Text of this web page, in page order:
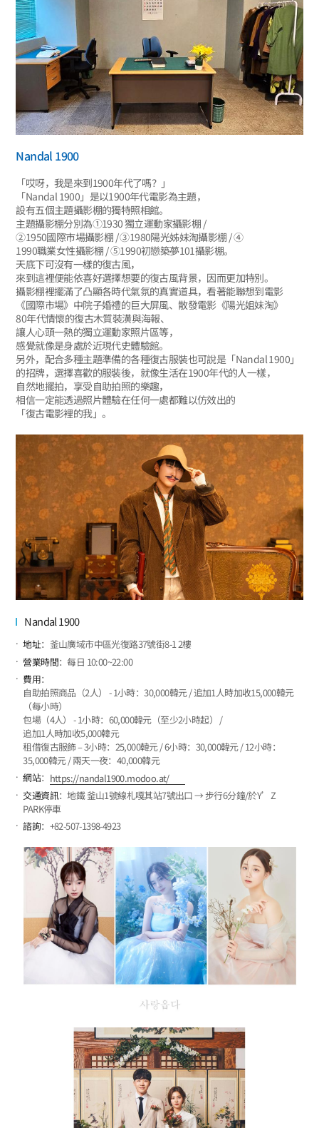
Nandal 1900
「哎呀，我是來到1900年代了嗎？」
「Nandal 1900」是以1900年代電影為主題，
設有五個主題攝影棚的獨特照相館。
主題攝影棚分別為①1930 獨立運動家攝影棚 /
②1950國際市場攝影棚 / ③1980陽光姊妹淘攝影棚 / ④
1990職業女性攝影棚 / ⑤1990初戀築夢101攝影棚。
天底下可沒有一樣的復古風，
來到這裡便能依喜好選擇想要的復古風背景，因而更加特別。
攝影棚裡擺滿了凸顯各時代氣氛的真實道具，看著能聯想到電影
《國際市場》中院子婚禮的巨大屏風、散發電影《陽光姐妹淘》
80年代情懷的復古木質裝潢與海報、
讓人心頭一熱的獨立運動家照片區等，
感覺就像是身處於近現代史體驗館。
另外，配合多種主題準備的各種復古服裝也可說是「Nandal 1900」
的招牌，選擇喜歡的服裝後，就像生活在1900年代的人一樣，
自然地擺拍，享受自助拍照的樂趣，
相信一定能透過照片體驗在任何一處都難以仿效出的
「復古電影裡的我」。
Nandal 1900
地址：釜山廣域市中區光復路37號街8-1 2樓
營業時間：每日 10:00~22:00
費用：
自助拍照商品（2人） - 1小時：30,000韓元 / 追加1人時加收15,000韓元
（每小時）
包場（4人） - 1小時：60,000韓元（至少2小時起） /
追加1人時加收5,000韓元
租借復古服飾 – 3小時：25,000韓元 / 6小時：30,000韓元 / 12小時：
35,000韓元 / 兩天一夜：40,000韓元
網站： https://nandal1900.modoo.at/
交通資訊：地鐵 釜山1號線札嘎其站7號出口 → 步行6分鐘/於Y’Z
PARK停車
諮詢：+82-507-1398-4923